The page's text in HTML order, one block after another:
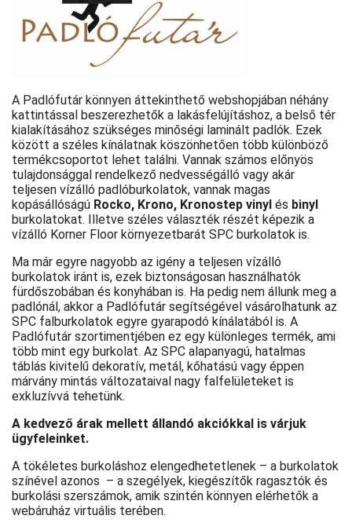
A Padlófutár könnyen áttekinthető webshopjában néhány
kattintással beszerezhetők a lakásfelújításhoz, a belső tér
kialakításához szükséges minőségi laminált padlók. Ezek
között a széles kínálatnak köszönhetően több különböző
termékcsoportot lehet találni. Vannak számos előnyös
tulajdonsággal rendelkező nedvességálló vagy akár
teljesen vízálló padlóburkolatok, vannak magas
kopásállóságú Rocko, Krono, Kronostep vinyl és binyl
burkolatokat. Illetve széles választék részét képezik a
vízálló Korner Floor környezetbarát SPC burkolatok is.
Ma már egyre nagyobb az igény a teljesen vízálló
burkolatok iránt is, ezek biztonságosan használhatók
fürdőszobában és konyhában is. Ha pedig nem állunk meg a
padlónál, akkor a Padlófutár segítségével vásárolhatunk az
SPC falburkolatok egyre gyarapodó kínálatából is. A
Padlófutár szortimentjében ez egy különleges termék, ami
több mint egy burkolat. Az SPC alapanyagú, hatalmas
táblás kivitelű dekoratív, metál, kőhatású vagy éppen
márvány mintás változataival nagy falfelületeket is
exkluzívvá tehetünk.
A kedvező árak mellett állandó akciókkal is várjuk
ügyfeleinket.
A tökéletes burkoláshoz elengedhetetlenek – a burkolatok
színével azonos – a szegélyek, kiegészítők ragasztók és
burkolási szerszámok, amik szintén könnyen elérhetők a
webáruház virtuális terében.